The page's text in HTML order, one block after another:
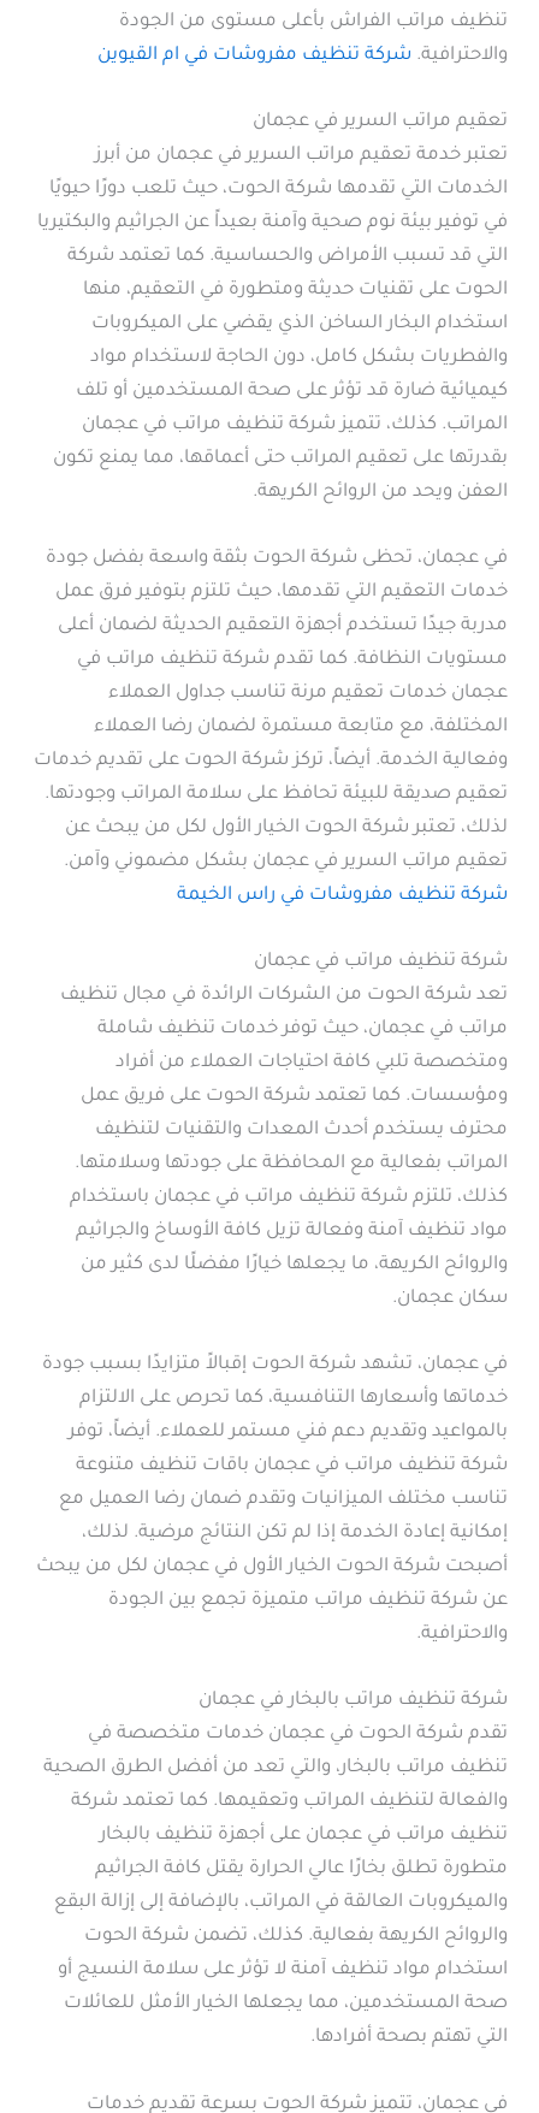
تنظيف مراتب الفراش بأعلى مستوى من الجودة
والاحترافية. شركة تنظيف مفروشات في ام القيوين
تعقيم مراتب السرير في عجمان
تعتبر خدمة تعقيم مراتب السرير في عجمان من أبرز
الخدمات التي تقدمها شركة الحوت، حيث تلعب دورًا حيويًا
في توفير بيئة نوم صحية وآمنة بعيداً عن الجراثيم والبكتيريا
التي قد تسبب الأمراض والحساسية. كما تعتمد شركة
الحوت على تقنيات حديثة ومتطورة في التعقيم، منها
استخدام البخار الساخن الذي يقضي على الميكروبات
والفطريات بشكل كامل، دون الحاجة لاستخدام مواد
كيميائية ضارة قد تؤثر على صحة المستخدمين أو تلف
المراتب. كذلك، تتميز شركة تنظيف مراتب في عجمان
بقدرتها على تعقيم المراتب حتى أعماقها، مما يمنع تكون
العفن ويحد من الروائح الكريهة.
في عجمان، تحظى شركة الحوت بثقة واسعة بفضل جودة
خدمات التعقيم التي تقدمها، حيث تلتزم بتوفير فرق عمل
مدربة جيدًا تستخدم أجهزة التعقيم الحديثة لضمان أعلى
مستويات النظافة. كما تقدم شركة تنظيف مراتب في
عجمان خدمات تعقيم مرنة تناسب جداول العملاء
المختلفة، مع متابعة مستمرة لضمان رضا العملاء
وفعالية الخدمة. أيضاً، تركز شركة الحوت على تقديم خدمات
تعقيم صديقة للبيئة تحافظ على سلامة المراتب وجودتها.
لذلك، تعتبر شركة الحوت الخيار الأول لكل من يبحث عن
تعقيم مراتب السرير في عجمان بشكل مضموني وآمن.
شركة تنظيف مفروشات في راس الخيمة
شركة تنظيف مراتب في عجمان
تعد شركة الحوت من الشركات الرائدة في مجال تنظيف
مراتب في عجمان، حيث توفر خدمات تنظيف شاملة
ومتخصصة تلبي كافة احتياجات العملاء من أفراد
ومؤسسات. كما تعتمد شركة الحوت على فريق عمل
محترف يستخدم أحدث المعدات والتقنيات لتنظيف
المراتب بفعالية مع المحافظة على جودتها وسلامتها.
كذلك، تلتزم شركة تنظيف مراتب في عجمان باستخدام
مواد تنظيف آمنة وفعالة تزيل كافة الأوساخ والجراثيم
والروائح الكريهة، ما يجعلها خيارًا مفضلًا لدى كثير من
سكان عجمان.
في عجمان، تشهد شركة الحوت إقبالاً متزايدًا بسبب جودة
خدماتها وأسعارها التنافسية، كما تحرص على الالتزام
بالمواعيد وتقديم دعم فني مستمر للعملاء. أيضاً، توفر
شركة تنظيف مراتب في عجمان باقات تنظيف متنوعة
تناسب مختلف الميزانيات وتقدم ضمان رضا العميل مع
إمكانية إعادة الخدمة إذا لم تكن النتائج مرضية. لذلك،
أصبحت شركة الحوت الخيار الأول في عجمان لكل من يبحث
عن شركة تنظيف مراتب متميزة تجمع بين الجودة
والاحترافية.
شركة تنظيف مراتب بالبخار في عجمان
تقدم شركة الحوت في عجمان خدمات متخصصة في
تنظيف مراتب بالبخار، والتي تعد من أفضل الطرق الصحية
والفعالة لتنظيف المراتب وتعقيمها. كما تعتمد شركة
تنظيف مراتب في عجمان على أجهزة تنظيف بالبخار
متطورة تطلق بخارًا عالي الحرارة يقتل كافة الجراثيم
والميكروبات العالقة في المراتب، بالإضافة إلى إزالة البقع
والروائح الكريهة بفعالية. كذلك، تضمن شركة الحوت
استخدام مواد تنظيف آمنة لا تؤثر على سلامة النسيج أو
صحة المستخدمين، مما يجعلها الخيار الأمثل للعائلات
التي تهتم بصحة أفرادها.
في عجمان، تتميز شركة الحوت بسرعة تقديم خدمات